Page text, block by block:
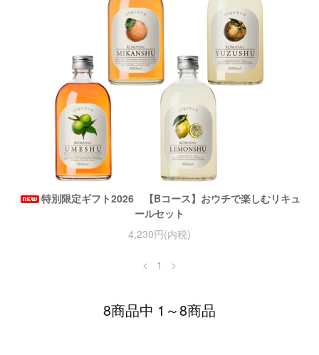
特別限定ギフト2026 【Bコース】おウチで楽しむリキュ
ールセット
4,230円(内税)
< 1 >
8商品中 1～8商品